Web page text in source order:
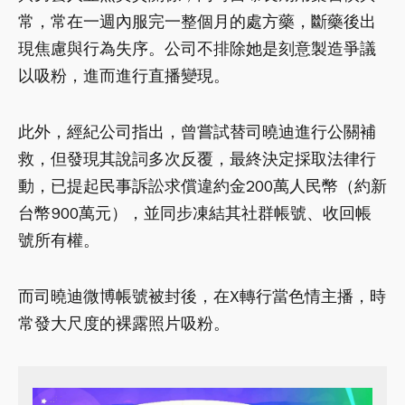
常，常在一週內服完一整個月的處方藥，斷藥後出
現焦慮與行為失序。公司不排除她是刻意製造爭議
以吸粉，進而進行直播變現。
此外，經紀公司指出，曾嘗試替司曉迪進行公關補
救，但發現其說詞多次反覆，最終決定採取法律行
動，已提起民事訴訟求償違約金200萬人民幣（約新
台幣900萬元），並同步凍結其社群帳號、收回帳
號所有權。
而司曉迪微博帳號被封後，在X轉行當色情主播，時
常發大尺度的裸露照片吸粉。